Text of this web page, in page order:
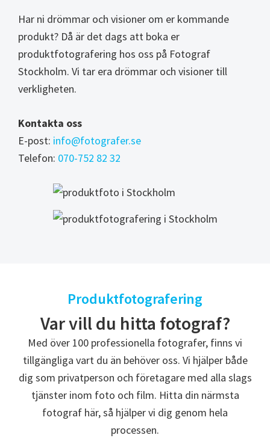
Har ni drömmar och visioner om er kommande
produkt? Då är det dags att boka er
produktfotografering hos oss på Fotograf
Stockholm. Vi tar era drömmar och visioner till
verkligheten.
Kontakta oss
E-post: info@fotografer.se
Telefon: 070-752 82 32
Produktfotografering
Var vill du hitta fotograf?
Med över 100 professionella fotografer, finns vi
tillgängliga vart du än behöver oss. Vi hjälper både
dig som privatperson och företagare med alla slags
tjänster inom foto och film. Hitta din närmsta
fotograf här, så hjälper vi dig genom hela
processen.